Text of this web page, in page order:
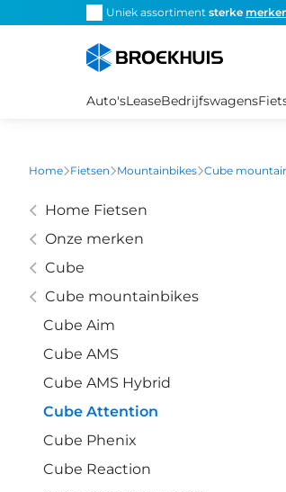
Uniek assortiment sterke
Auto'sLeaseBedrijfswagens
Home Fietsen Mountainbikes Cube
Home Fietsen
Onze merken
Cube
Cube mountainbikes
Cube Aim
Cube AMS
Cube AMS Hybrid
Cube Attention
Cube Phenix
Cube Reaction